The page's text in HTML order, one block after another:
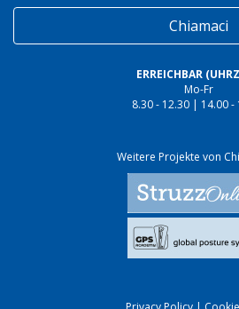
Chiamaci
ERREICHBAR
Mo-Fr
8.30 - 12.30 | 14.00 -
Weitere Projekte von